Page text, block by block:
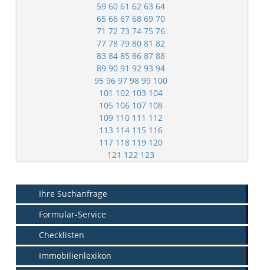
59 60 61 62 63 64
65 66 67 68 69 70
71 72 73 74 75 76
77 78 79 80 81 82
83 84 85 86 87 88
89 90 91 92 93 94
95 96 97 98 99 100
101 102 103 104
105 106 107 108
109 110 111 112
113 114 115 116
117 118 119 120
121 122 123
Ihre Suchanfrage
Formular-Service
Checklisten
Immobilienlexikon